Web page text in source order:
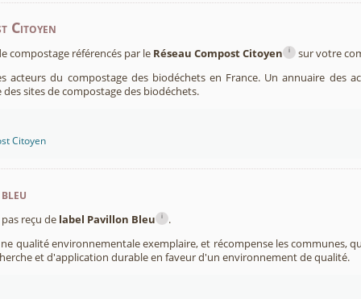
Citoyen
compostage référencés par le Réseau Compost Citoyen i
sur votre
acteurs du compostage des biodéchets en France. Un annuaire des
sites de compostage des biodéchets.
Citoyen
reçu de label Pavillon Bleu i
.
qualité environnementale exemplaire, et récompense les communes,
et d'application durable en faveur d'un environnement de qualité.